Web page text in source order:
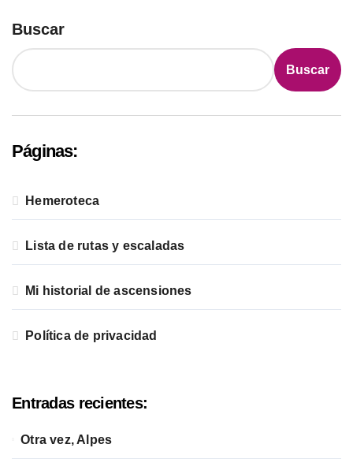
Buscar
Buscar
Páginas:
Hemeroteca
Lista de rutas y escaladas
Mi historial de ascensiones
Política de privacidad
Entradas recientes:
Otra vez, Alpes